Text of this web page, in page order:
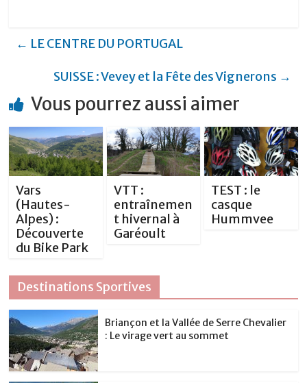
e
b
o
o
k
te
r
s
A
p
p
e
n
g
er
e
dI
n
g
er
← LE CENTRE DU PORTUGAL
SUISSE : Vevey et la Fête des Vignerons →
Vous pourrez aussi aimer
Vars
(Hautes-
Alpes) :
Découverte
du Bike Park
VTT :
entraînemen
t hivernal à
Garéoult
TEST : le
casque
Hummvee
Destinations Sportives
Briançon et la Vallée de Serre Chevalier
: Le virage vert au sommet